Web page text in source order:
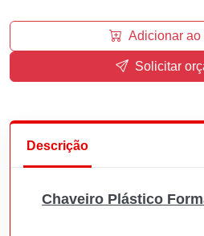
Adicionar ao
Solicitar
Descrição
Chaveiro Plástico